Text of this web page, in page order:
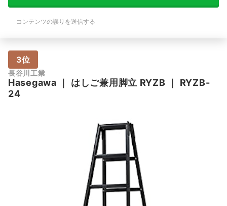
コンテンツの誤りを送信する
3位
長谷川工業
Hasegawa はしご兼用脚立 RYZB
RYZB-
24